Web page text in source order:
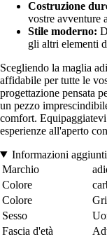
Costruzione
vostre avventure
Stile moderno:
gli altri elementi
Scegliendo la maglia
affidabile per tutte le
progettazione pensata
un pezzo
comfort.
esperienze all'aperto
Informazioni
Marchio
Colore
Colore
Sesso
Fascia d'età